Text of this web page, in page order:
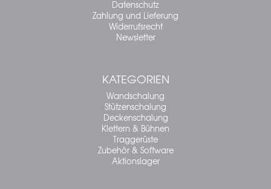
Datenschutz
Zahlung und Lieferung
Widerrufsrecht
Newsletter
KATEGORIEN
Wandschalung
Stützenschalung
Deckenschalung
Klettern & Bühnen
Traggerüste
Zubehör & Software
Aktionslager